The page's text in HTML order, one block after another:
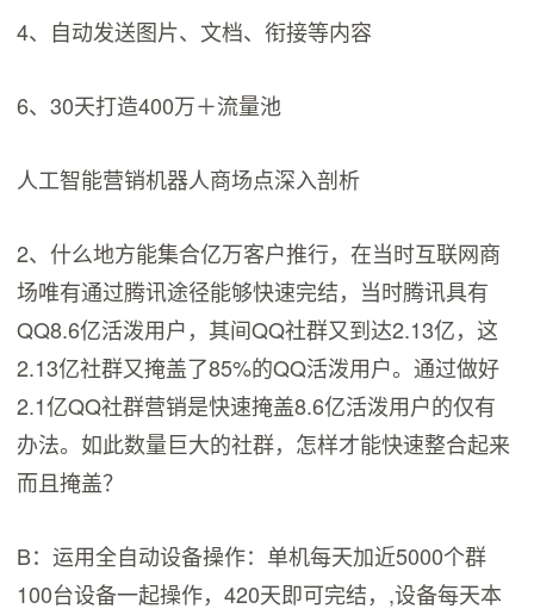
4、自动发送图片、文档、衔接等内容
6、30天打造400万＋流量池
人工智能营销机器人商场点深入剖析
2、什么地方能集合亿万客户推行，在当时互联网商
场唯有通过腾讯途径能够快速完结，当时腾讯具有
QQ8.6亿活泼用户，其间QQ社群又到达2.13亿，这
2.13亿社群又掩盖了85%的QQ活泼用户。通过做好
2.1亿QQ社群营销是快速掩盖8.6亿活泼用户的仅有
办法。如此数量巨大的社群，怎样才能快速整合起来
而且掩盖？
B：运用全自动设备操作：单机每天加近5000个群
100台设备一起操作，420天即可完结，,设备每天本